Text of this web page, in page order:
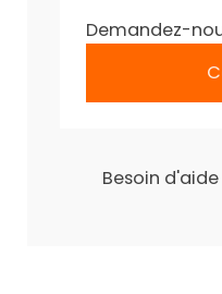
Demandez-
Besoin d'aide